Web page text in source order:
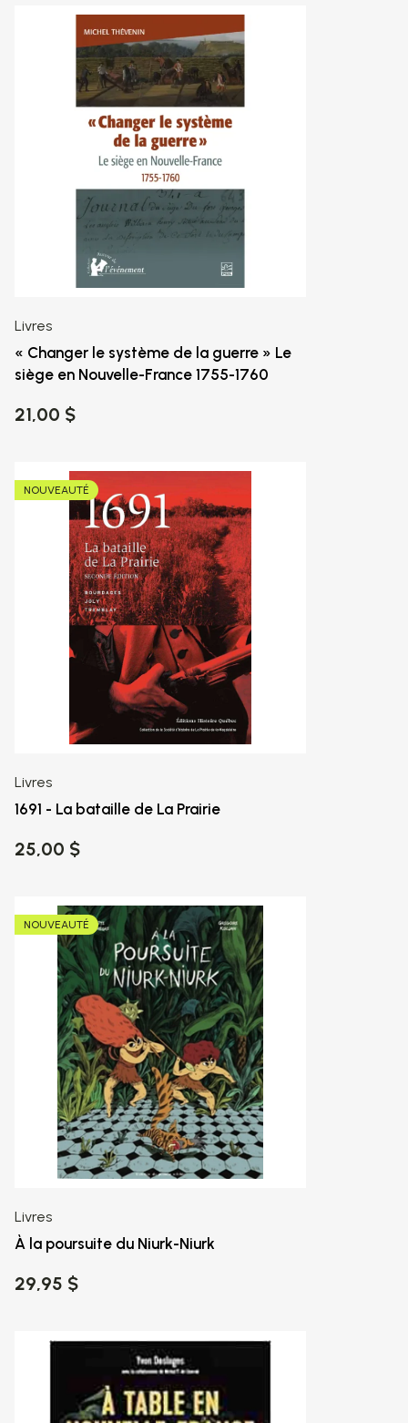
Livres
« Changer le système de la guerre » Le
siège en Nouvelle-France 1755-1760
21,00 $
NOUVEAUTÉ
Livres
1691 - La bataille de La Prairie
25,00 $
NOUVEAUTÉ
Livres
À la poursuite du Niurk-Niurk
29,95 $